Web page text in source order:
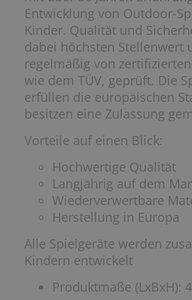
Entwicklung von Outdoor-
Kinder. Qualität und
dabei höchsten Stellenwert
regelmäßig von
wie dem TÜV, geprüft. Die
erfüllen die europäischen
besitzen eine Zulassung
Vorteile auf einen Blick:
Hochwertige Qualität
Langjährig auf dem
Wiederverwertbare
Herstellung in Europa
Alle Spielgeräte werden
Kindern entwickelt
Produktmaße (LxBxH):